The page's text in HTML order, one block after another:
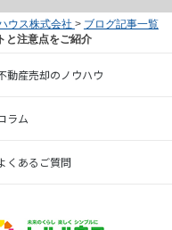
ウス株式会社 > ブログ記事一覧
と注意点をご紹介
動産売却のノウハウ
ラム
くあるご質問